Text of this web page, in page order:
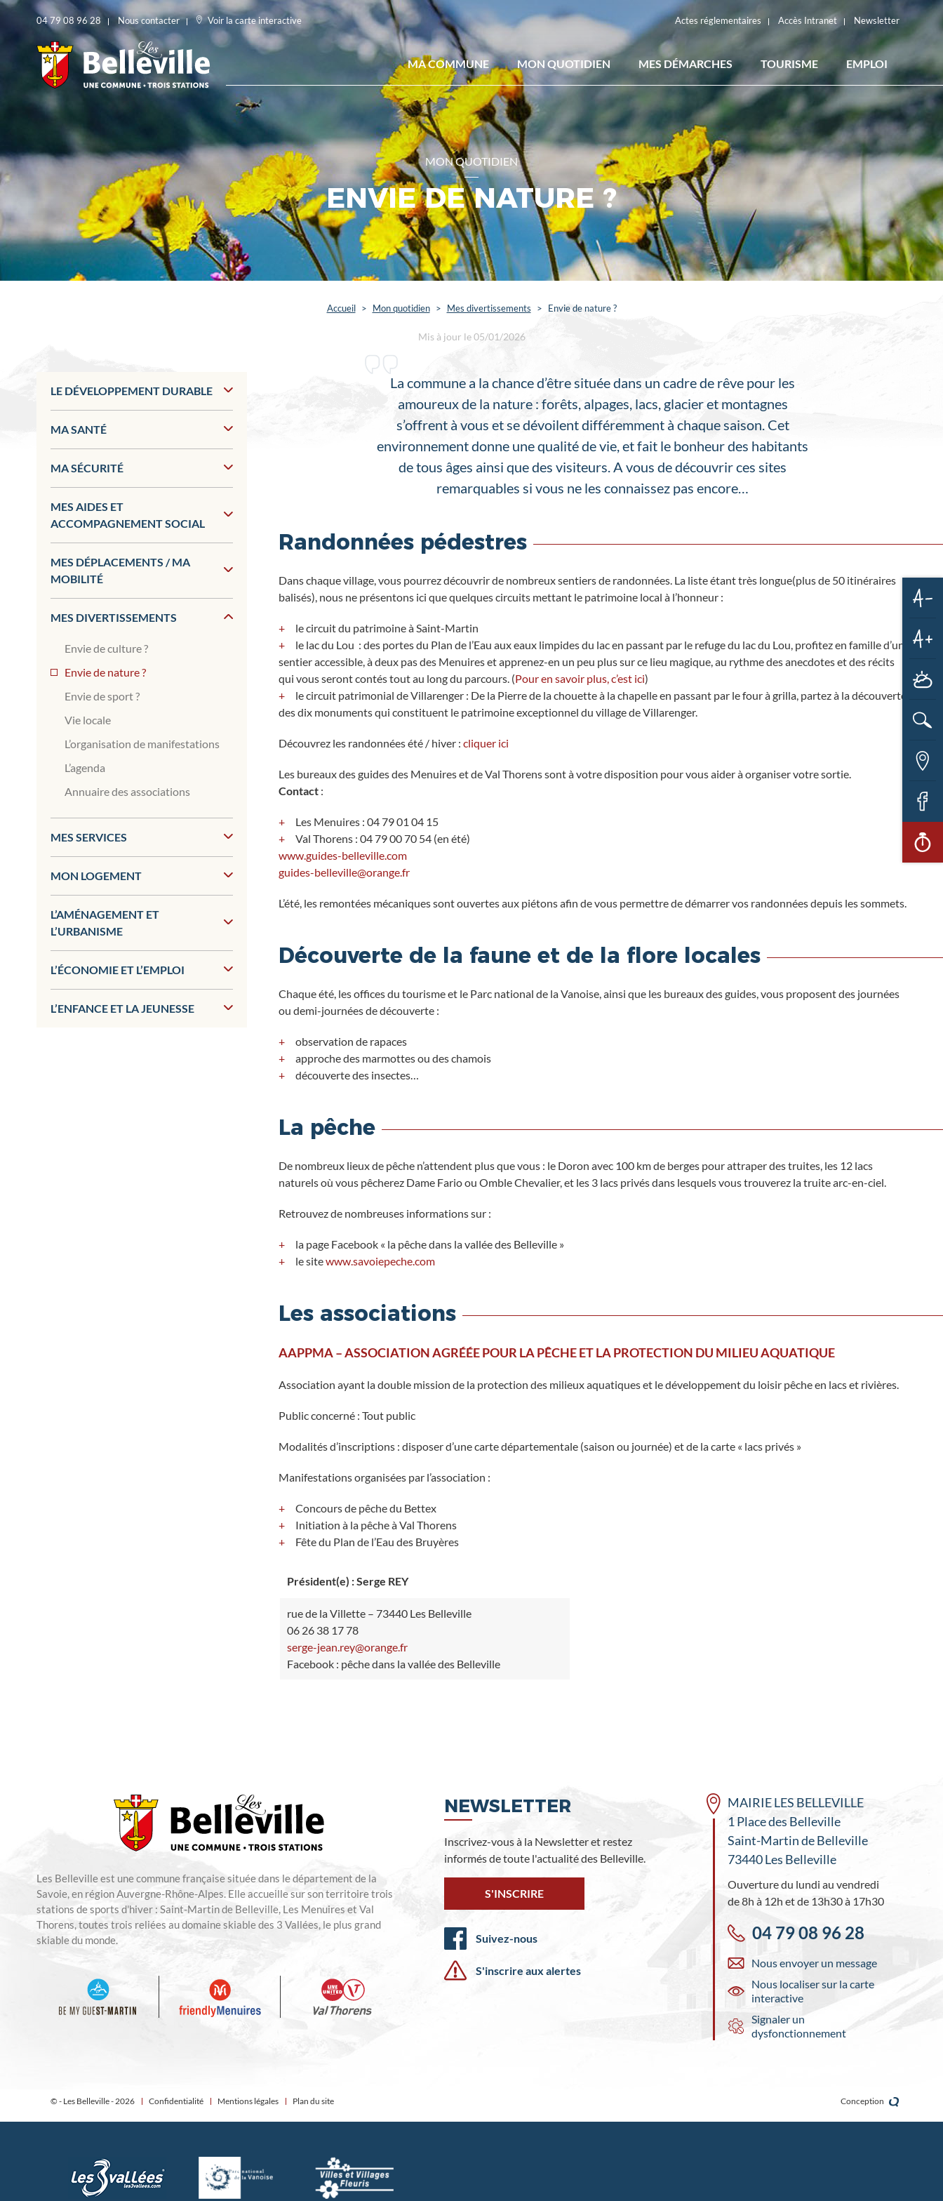
04 79 08 96 28 Nous contacter Voir la carte interactive Actes réglementaires Accès Intranet Newsletter
MA COMMUNE MON QUOTIDIEN MES DÉMARCHES TOURISME EMPLOI
ACTES RÉGLEMENTAIRES
MON QUOTIDIEN
ENVIE DE NATURE ?
Accueil > Mon quotidien > Mes divertissements > Envie de nature ?
Mis à jour le 05/01/2026
La commune a la chance d’être située dans un cadre de rêve pour les
amoureux de la nature : forêts, alpages, lacs, glacier et montagnes
s’offrent à vous et se dévoilent différemment à chaque saison. Cet
environnement donne une qualité de vie, et fait le bonheur des habitants
de tous âges ainsi que des visiteurs. A vous de découvrir ces sites
remarquables si vous ne les connaissez pas encore…
Randonnées pédestres
Dans chaque village, vous pourrez découvrir de nombreux sentiers de randonnées. La liste étant très longue(plus de 50 itinéraires
balisés), nous ne présentons ici que quelques circuits mettant le patrimoine local à l’honneur :
le circuit du patrimoine à Saint-Martin
le lac du Lou : des portes du Plan de l’Eau aux eaux limpides du lac en passant par le refuge du lac du Lou, profitez en famille d’un
sentier accessible, à deux pas des Menuires et apprenez-en un peu plus sur ce lieu magique, au rythme des anecdotes et des récits
qui vous seront contés tout au long du parcours. (Pour en savoir plus, c’est ici)
le circuit patrimonial de Villarenger : De la Pierre de la chouette à la chapelle en passant par le four à grilla, partez à la découverte
des dix monuments qui constituent le patrimoine exceptionnel du village de Villarenger.
Découvrez les randonnées été / hiver : cliquer ici
Les bureaux des guides des Menuires et de Val Thorens sont à votre disposition pour vous aider à organiser votre sortie.
Contact :
Les Menuires : 04 79 01 04 15
Val Thorens : 04 79 00 70 54 (en été)
www.guides-belleville.com
guides-belleville@orange.fr
L’été, les remontées mécaniques sont ouvertes aux piétons afin de vous permettre de démarrer vos randonnées depuis les sommets.
Découverte de la faune et de la flore locales
Chaque été, les offices du tourisme et le Parc national de la Vanoise, ainsi que les bureaux des guides, vous proposent des journées
ou demi-journées de découverte :
observation de rapaces
approche des marmottes ou des chamois
découverte des insectes…
La pêche
De nombreux lieux de pêche n’attendent plus que vous : le Doron avec 100 km de berges pour attraper des truites, les 12 lacs
naturels où vous pêcherez Dame Fario ou Omble Chevalier, et les 3 lacs privés dans lesquels vous trouverez la truite arc-en-ciel.
Retrouvez de nombreuses informations sur :
la page Facebook « la pêche dans la vallée des Belleville »
le sitewww.savoiepeche.com
Les associations
AAPPMA – ASSOCIATION AGRÉÉE POUR LA PÊCHE ET LA PROTECTION DU MILIEU AQUATIQUE
Association ayant la double mission de la protection des milieux aquatiques et le développement du loisir pêche en lacs et rivières.
Public concerné : Tout public
Modalités d’inscriptions : disposer d’une carte départementale (saison ou journée) et de la carte « lacs privés »
Manifestations organisées par l’association :
Concours de pêche du Bettex
Initiation à la pêche à Val Thorens
Fête du Plan de l’Eau des Bruyères
Président(e) : Serge REY
rue de la Villette – 73440 Les Belleville
06 26 38 17 78
serge-jean.rey@orange.fr
Facebook : pêche dans la vallée des Belleville
LE DÉVELOPPEMENT DURABLE
MA SANTÉ
MA SÉCURITÉ
MES AIDES ET
ACCOMPAGNEMENT SOCIAL
MES DÉPLACEMENTS / MA
MOBILITÉ
MES DIVERTISSEMENTS
Envie de culture ?
Envie de nature ?
Envie de sport ?
Vie locale
L’organisation de manifestations
L’agenda
Annuaire des associations
MES SERVICES
MON LOGEMENT
L’AMÉNAGEMENT ET
L’URBANISME
L’ÉCONOMIE ET L’EMPLOI
L’ENFANCE ET LA JEUNESSE
Les Belleville est une commune française située dans le département de la
Savoie, en région Auvergne-Rhône-Alpes. Elle accueille sur son territoire trois
stations de sports d'hiver : Saint-Martin de Belleville, Les Menuires et Val
Thorens, toutes trois reliées au domaine skiable des 3 Vallées, le plus grand
skiable du monde.
NEWSLETTER
Inscrivez-vous à la Newsletter et restez
informés de toute l'actualité des Belleville.
S'INSCRIRE
Suivez-nous
S'inscrire aux alertes
MAIRIE LES BELLEVILLE
1 Place des Belleville
Saint-Martin de Belleville
73440 Les Belleville
Ouverture du lundi au vendredi
de 8h à 12h et de 13h30 à 17h30
04 79 08 96 28
Nous envoyer un message
Nous localiser sur la carte
interactive
Signaler un
dysfonctionnement
© - Les Belleville - 2026 Confidentialité Mentions légales Plan du site Conception
des